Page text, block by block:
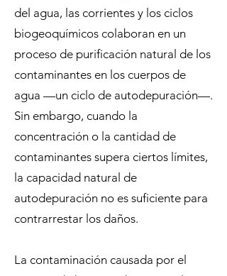
del agua, las corrientes y los ciclos
biogeoquímicos colaboran en un
proceso de purificación natural de los
contaminantes en los cuerpos de
agua —un ciclo de autodepuración—.
Sin embargo, cuando la
concentración o la cantidad de
contaminantes supera ciertos límites,
la capacidad natural de
autodepuración no es suficiente para
contrarrestar los daños.
La contaminación causada por el